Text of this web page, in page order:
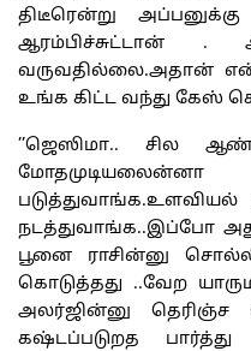
திடீரென்று
ஆரம்பிச்சுட்டான் .
வருவதில்லை.அதான்
உங்க கிட்ட வந்து கேஸ்
’’ஜெஸிமா.. சில
நடத்துவாங்க..இப்போ
பூனை ராசின்னு
கொடுத்தது ..வேற
அலர்ஜின்னு
கஷ்டப்படுறத